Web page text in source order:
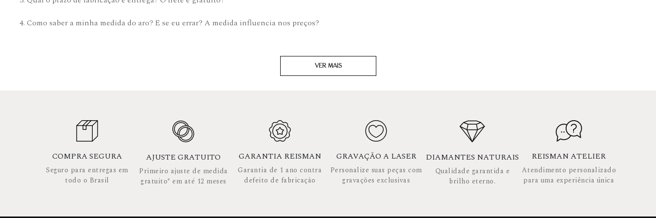
4. Como saber a minha medida do aro? E se eu errar? A medida influencia nos preços?
VER MAIS
COMPRA SEGURA
Seguro para entregas em
todo o Brasil
AJUSTE GRATUITO
Primeiro ajuste de medida
gratuito* em até 12 meses
GARANTIA REISMAN
Garantia de 1 ano contra
defeito de fabricação
GRAVAÇÃO A LASER
Personalize suas peças com
gravações exclusivas
DIAMANTES NATURAIS
Qualidade garantida e
brilho eterno.
REISMAN ATELIER
Atendimento personalizado
para uma experiência única